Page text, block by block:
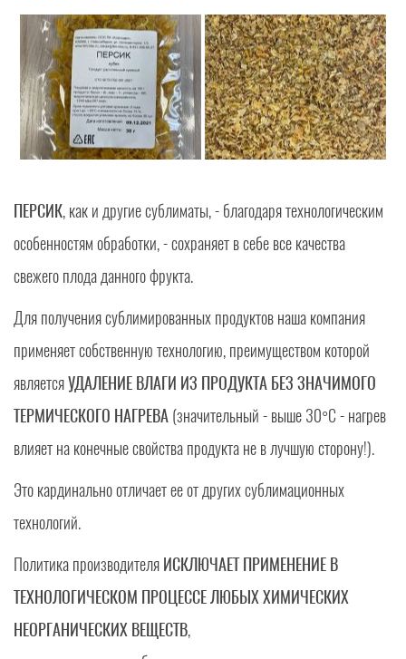
ПЕРСИК, как и другие сублиматы, - благодаря технологическим
особенностям обработки, - сохраняет в себе все качества
свежего плода данного фрукта.
Для получения сублимированных продуктов наша компания
применяет собственную технологию, преимуществом которой
являетсяУДАЛЕНИЕ ВЛАГИ ИЗ ПРОДУКТА БЕЗ ЗНАЧИМОГО
ТЕРМИЧЕСКОГО НАГРЕВА (значительный - выше 30°C - нагрев
влияет на конечные свойства продукта не в лучшую сторону!).
Это кардинально отличает ее от других сублимационных
технологий.
Политика производителя ИСКЛЮЧАЕТ ПРИМЕНЕНИЕ В
ТЕХНОЛОГИЧЕСКОМ ПРОЦЕССЕ ЛЮБЫХ ХИМИЧЕСКИХ
НЕОРГАНИЧЕСКИХ ВЕЩЕСТВ,